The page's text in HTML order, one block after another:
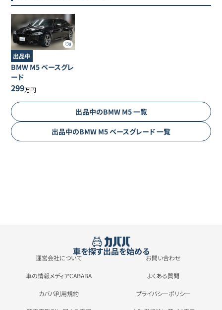
8
出品中
BMW M5ベースグレ
ード
299万円
出品中のBMW M5一覧
出品中のBMW M5ベースグレード一覧
車を探す出品を始める
運営会社について お問い合わせ
車の情報メディアCABABA よくある質問
カババ利用規約 プライバシーポリシー